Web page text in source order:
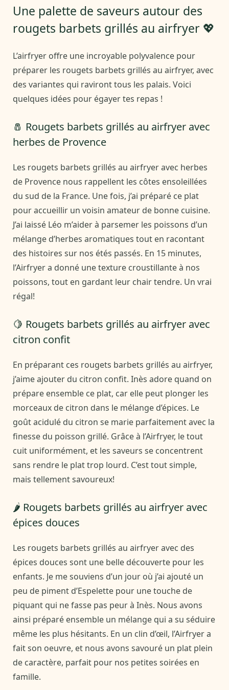
Une palette de saveurs autour des
rougets barbets grillés au airfryer 💖
L’airfryer offre une incroyable polyvalence pour
préparer les rougets barbets grillés au airfryer, avec
des variantes qui raviront tous les palais. Voici
quelques idées pour égayer tes repas !
🧂 Rougets barbets grillés au airfryer avec
herbes de Provence
Les rougets barbets grillés au airfryer avec herbes
de Provence nous rappellent les côtes ensoleillées
du sud de la France. Une fois, j’ai préparé ce plat
pour accueillir un voisin amateur de bonne cuisine.
J’ai laissé Léo m’aider à parsemer les poissons d’un
mélange d’herbes aromatiques tout en racontant
des histoires sur nos étés passés. En 15 minutes,
l’Airfryer a donné une texture croustillante à nos
poissons, tout en gardant leur chair tendre. Un vrai
régal!
🍋 Rougets barbets grillés au airfryer avec
citron confit
En préparant ces rougets barbets grillés au airfryer,
j’aime ajouter du citron confit. Inès adore quand on
prépare ensemble ce plat, car elle peut plonger les
morceaux de citron dans le mélange d’épices. Le
goût acidulé du citron se marie parfaitement avec la
finesse du poisson grillé. Grâce à l’Airfryer, le tout
cuit uniformément, et les saveurs se concentrent
sans rendre le plat trop lourd. C’est tout simple,
mais tellement savoureux!
🌶️ Rougets barbets grillés au airfryer avec
épices douces
Les rougets barbets grillés au airfryer avec des
épices douces sont une belle découverte pour les
enfants. Je me souviens d’un jour où j’ai ajouté un
peu de piment d’Espelette pour une touche de
piquant qui ne fasse pas peur à Inès. Nous avons
ainsi préparé ensemble un mélange qui a su séduire
même les plus hésitants. En un clin d’œil, l’Airfryer a
fait son oeuvre, et nous avons savouré un plat plein
de caractère, parfait pour nos petites soirées en
famille.